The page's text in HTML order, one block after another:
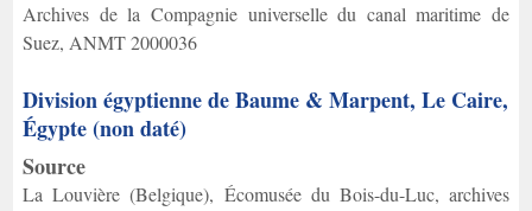
Archives de la Compagnie universelle du canal maritime de
Suez, ANMT 2000036
Division égyptienne de Baume & Marpent, Le Caire,
Égypte (non daté)
Source
La Louvière (Belgique), Écomusée du Bois-du-Luc, archives